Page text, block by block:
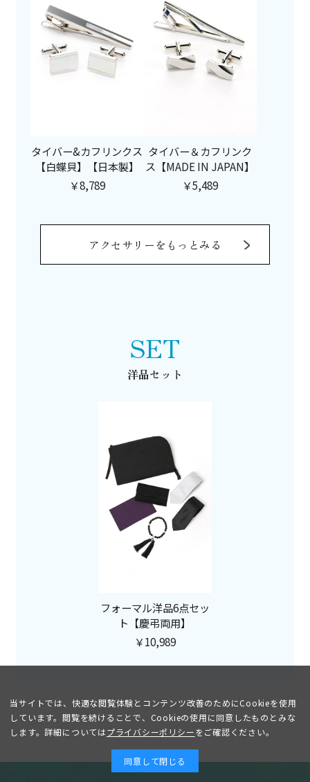
タイバー&カフリンクス
【白蝶貝】【日本製】
￥8,789
タイバー＆カフリンク
ス【MADE IN JAPAN】
￥5,489
アクセサリーをもっとみる
SET
洋品セット
フォーマル洋品6点セッ
ト【慶弔両用】
￥10,989
当サイトでは、快適な閲覧体験とコンテンツ改善のためにCookieを使用
しています。閲覧を続けることで、Cookieの使用に同意したものとみな
します。詳細についてはプライバシーポリシーをご確認ください。
同意して閉じる